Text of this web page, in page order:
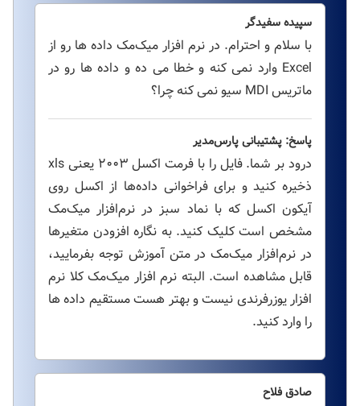
سپیده سفیدگر
با سلام و احترام. در نرم افزار میک‌مک داده ها رو از
Excel وارد نمی کنه و خطا می ده و داده ها رو در
ماتریس MDI سیو نمی کنه چرا؟
پاسخ: پشتیبانی پارس‌مدیر
درود بر شما. فایل را با فرمت اکسل ۲۰۰۳ یعنی xls
ذخیره کنید و برای فراخوانی داده‌ها از اکسل روی
آیکون اکسل که با نماد سبز در نرم‌افزار میک‌مک
مشخص است کلیک کنید. به نگاره افزودن متغیرها
در نرم‌افزار میک‌مک در متن آموزش توجه بفرمایید،
قابل مشاهده است. البته نرم افزار میک‌مک کلا نرم
افزار یوزرفرندی نیست و بهتر هست مستقیم داده ها
را وارد کنید.
صادق فلاح